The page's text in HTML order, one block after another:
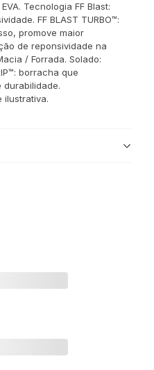
Tecnologia FF Blast:
FF BLAST TURBO™:
promove maior
de reponsividade na
/ Forrada. Solado:
borracha que
ilustrativa.